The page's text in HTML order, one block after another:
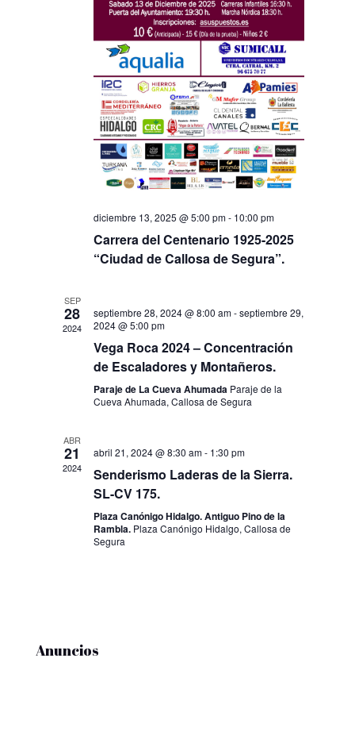
diciembre 13, 2025 @ 5:00 pm- 10:00 pm
Carrera del Centenario 1925-2025
“Ciudad de Callosa de Segura”.
SEP
28
2024
septiembre 28, 2024 @ 8:00 am-septiembre 29,
2024 @ 5:00 pm
Vega Roca 2024 – Concentración
de Escaladores y Montañeros.
Paraje de La Cueva Ahumada Paraje de la
Cueva Ahumada, Callosa de Segura
ABR
21
2024
abril 21, 2024 @ 8:30 am- 1:30 pm
Senderismo Laderas de la Sierra.
SL-CV 175.
Plaza Canónigo Hidalgo. Antiguo Pino de la
Rambla. Plaza Canónigo Hidalgo, Callosa de
Segura
Anuncios